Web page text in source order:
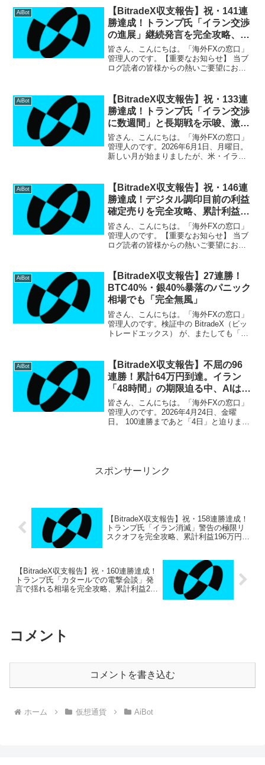
利益額」も驚異的な伸びを見せていま
す。最新の...
AiBot
【BitradeX収支報告】祝・141連
勝達成！トランプ氏「イラン交渉
の進展」継続発言を完全攻略、累
計利益155万円突破！
皆さん、こんにちは。「海外FXの窓口」
管理人のです。【重要なお知らせ】 当ブ
ログ読者の皆様からの熱いご要望にお応
「BitradeXの具体的な始め方を知りた
い」「...
AiBot
【BitradeX収支報告】祝・133連
勝達成！トランプ氏「イラン交渉
に数週間」と長期戦を示唆、激動
の新月を利益に変え累計133万円
突破
皆さん、こんにちは。「海外FXの窓口」
管理人のです。2026年6月1日、月曜日。
新しい月が始まりましたが、米・イラン
は再び長期戦を覚悟する緊迫した空気に
包まれました。先...
AiBot
【BitradeX収支報告】祝・146連
勝達成！デジタル調印目前の利益
確定売りを完全攻略、累計利益
167万円突破！
皆さん、こんにちは。「海外FXの窓口」
管理人のです。【重要なお知らせ】 当ブ
ログ読者の皆様からの熱いご要望にお応
「BitradeXの具体的な始め方を知りた
い」「...
AiBot
【BitradeX収支報告】27連勝！
BTC40%・銀40%暴落のパニック
相場でも「完全無風」
皆さん、こんにちは。「海外FXの窓口」
管理人のです。検証中の BitradeX（ビッ
トレードエックス） が、またしても「最
負けなしの 「27日間連続プラス収益」
を...
AiBot
【BitradeX収支報告】不屈の96
連勝！累計64万円到達。イラン
「48時間」の期限迫る中、AIは過
去最高益を更新
皆さん、こんにちは。「海外FXの窓口」
管理人のです。2026年4月24日、金曜
日。 100連勝まであと「4日」と迫りまし
スポンサーリンク
【BitradeX収支報告】祝・158連勝達成！
トランプ氏「イラン消滅」警告の極限リ
スクオフを完全攻略、累計利益196万円突
【BitradeX収支報告】祝・160連勝達成！
トランプ氏「カタールでの電撃会談」発
言で揺れる相場を完全攻略、累計利益200
コメント
コメントを書き込む
ホーム 仮想通貨 AiBot